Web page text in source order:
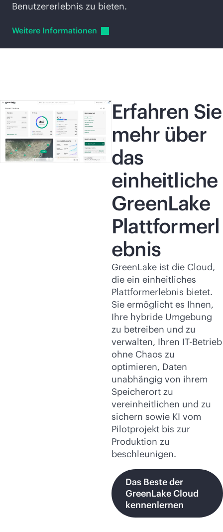
Benutzererlebnis zu bieten.
Weitere Informationen
Erfahren Sie
mehr über
das
einheitliche
GreenLake
Plattformerl
ebnis
GreenLake ist die Cloud,
die ein einheitliches
Plattformerlebnis bietet.
Sie ermöglicht es Ihnen,
Ihre hybride Umgebung
zu betreiben und zu
verwalten, Ihren IT-Betrieb
ohne Chaos zu
optimieren, Daten
unabhängig von ihrem
Speicherort zu
vereinheitlichen und zu
sichern sowie KI vom
Pilotprojekt bis zur
Produktion zu
beschleunigen.
Das Beste der
GreenLake Cloud
kennenlernen